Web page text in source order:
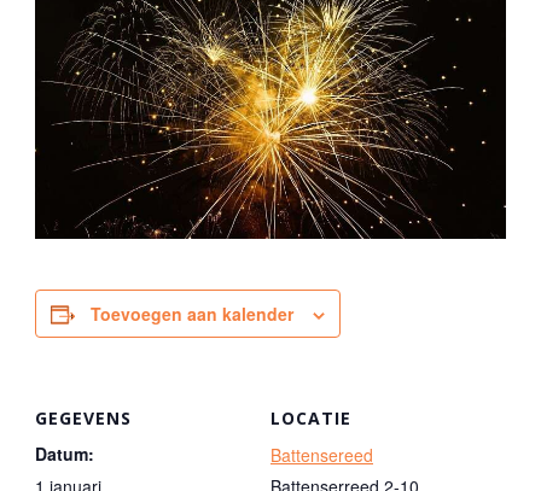
Toevoegen aan kalender
GEGEVENS
Datum:
1 januari
LOCATIE
Battensereed
Battenserreed 2-10